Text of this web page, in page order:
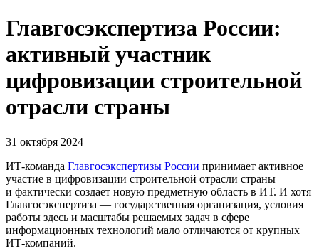
Главгосэкспертиза России:
активный участник
цифровизации строительной
отрасли страны
31 октября 2024
ИТ-команда Главгосэкспертизы России принимает активное
участие в цифровизации строительной отрасли страны
и фактически создает новую предметную область в ИТ. И хотя
Главгосэкспертиза — государственная организация, условия
работы здесь и масштабы решаемых задач в сфере
информационных технологий мало отличаются от крупных
ИТ-компаний.